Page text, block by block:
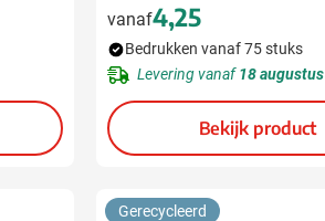
vanaf4,25
Bedrukken vanaf 75 stuks
Levering vanaf18 augustus
Bekijk product
Gerecycleerd